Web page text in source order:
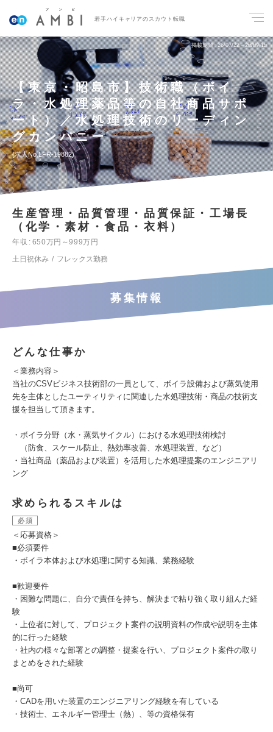
若手ハイキャリアのスカウト転職
掲載期間 26/07/22～26/09/15
【東京・昭島市】技術職（ボイ
ラ・水処理薬品等の自社商品サポ
ート）／水処理技術のリーディン
グカンパニー
求人No.LFR-19882
生産管理・品質管理・品質保証・工場長
（化学・素材・食品・衣料）
年収
650万円～999万円
土日祝休み
フレックス勤務
募集情報
どんな仕事か
＜業務内容＞
当社のCSVビジネス技術部の一員として、ボイラ設備および蒸気使用
先を主体としたユーティリティに関連した水処理技術・商品の技術支
援を担当して頂きます。
・ボイラ分野（水・蒸気サイクル）における水処理技術検討
（防食、スケール防止、熱効率改善、水処理装置、など）
・当社商品（薬品および装置）を活用した水処理提案のエンジニアリ
ング
求められるスキルは
必須
＜応募資格＞
■必須要件
・ボイラ本体および水処理に関する知識、業務経験
■歓迎要件
・困難な問題に、自分で責任を持ち、解決まで粘り強く取り組んだ経
験
・上位者に対して、プロジェクト案件の説明資料の作成や説明を主体
的に行った経験
・社内の様々な部署との調整・提案を行い、プロジェクト案件の取り
まとめをされた経験
■尚可
・CADを用いた装置のエンジニアリング経験を有している
・技術士、エネルギー管理士（熱）、等の資格保有